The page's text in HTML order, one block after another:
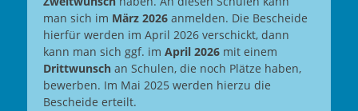
man sich im März 2026 anmelden. Die Bescheide
hierfür werden im April 2026 verschickt, dann
kann man sich ggf. im April 2026 mit einem
Drittwunsch an Schulen, die noch Plätze haben,
bewerben. Im Mai 2025 werden hierzu die
Bescheide erteilt.